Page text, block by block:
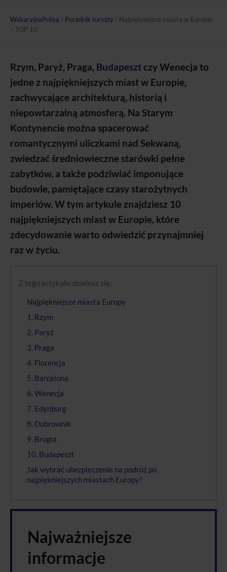
WakacyjnaPolisa / Poradnik turysty / Najpiękniejsze miasta w Europie
– TOP 10
Rzym, Paryż, Praga, Budapeszt czy Wenecja to
jedne z najpiękniejszych miast w Europie,
zachwycające architekturą, historią i
niepowtarzalną atmosferą. Na Starym
Kontynencie można spacerować
romantycznymi uliczkami nad Sekwaną,
zwiedzać średniowieczne starówki pełne
zabytków, a także podziwiać imponujące
budowle, pamiętające czasy starożytnych
imperiów. W tym artykule znajdziesz 10
najpiękniejszych miast w Europie, które
zdecydowanie warto odwiedzić przynajmniej
raz w życiu.
Najważniejsze
informacje
Z tego artykułu dowiesz się:
Najpiękniejsze miasta Europy
1. Rzym
2. Paryż
3. Praga
4. Florencja
5. Barcelona
6. Wenecja
7. Edynburg
8. Dubrownik
9. Brugia
10. Budapeszt
Jak wybrać ubezpieczenie na podróż po
najpiękniejszych miastach Europy?